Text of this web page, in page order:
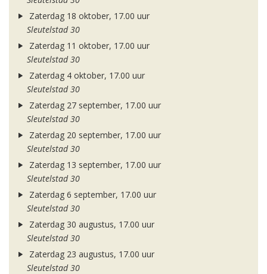
Zaterdag 18 oktober, 17.00 uur
Sleutelstad 30
Zaterdag 11 oktober, 17.00 uur
Sleutelstad 30
Zaterdag 4 oktober, 17.00 uur
Sleutelstad 30
Zaterdag 27 september, 17.00 uur
Sleutelstad 30
Zaterdag 20 september, 17.00 uur
Sleutelstad 30
Zaterdag 13 september, 17.00 uur
Sleutelstad 30
Zaterdag 6 september, 17.00 uur
Sleutelstad 30
Zaterdag 30 augustus, 17.00 uur
Sleutelstad 30
Zaterdag 23 augustus, 17.00 uur
Sleutelstad 30